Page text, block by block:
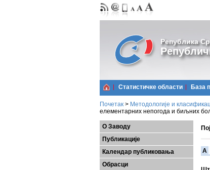
Република
Статистичке области Базa
Почетак > Методологије и
елементарних непогода и биљних
О Заводу
Публикације
Календар публиковања
Обрасци
A